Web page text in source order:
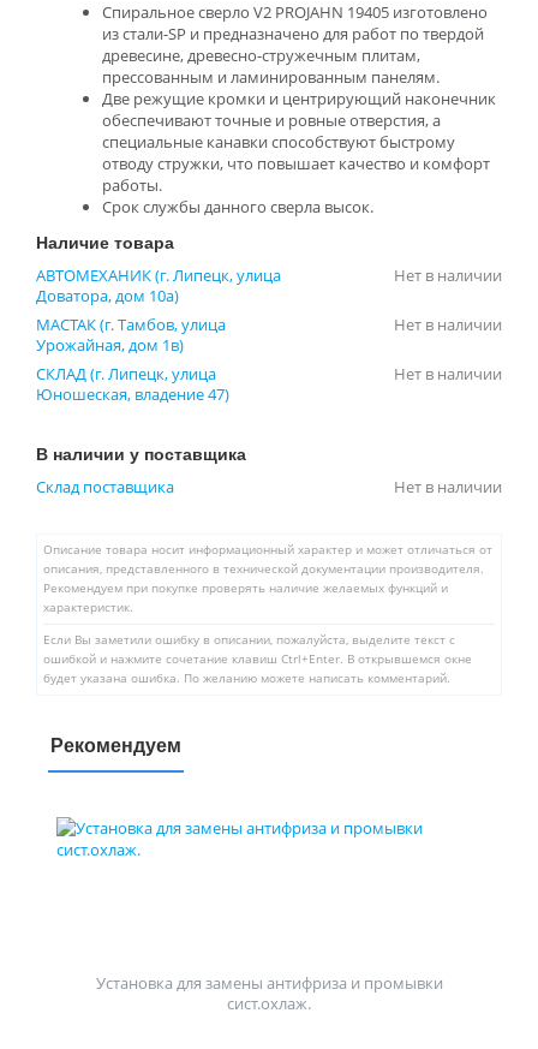
Спиральное сверло V2 PROJAHN 19405 изготовлено
из стали-SP и предназначено для работ по твердой
древесине, древесно-стружечным плитам,
прессованным и ламинированным панелям.
Две режущие кромки и центрирующий наконечник
обеспечивают точные и ровные отверстия, а
специальные канавки способствуют быстрому
отводу стружки, что повышает качество и комфорт
работы.
Срок службы данного сверла высок.
Наличие товара
АВТОМЕХАНИК (г. Липецк, улица
Доватора, дом 10а)
Нет в наличии
МАСТАК (г. Тамбов, улица
Урожайная, дом 1в)
Нет в наличии
СКЛАД (г. Липецк, улица
Юношеская, владение 47)
Нет в наличии
В наличии у поставщика
Склад поставщика Нет в наличии
Описание товара носит информационный характер и может отличаться от
описания, представленного в технической документации производителя.
Рекомендуем при покупке проверять наличие желаемых функций и
характеристик.
Если Вы заметили ошибку в описании, пожалуйста, выделите текст с
ошибкой и нажмите сочетание клавиш Ctrl+Enter. В открывшемся окне
будет указана ошибка. По желанию можете написать комментарий.
Рекомендуем
Установка для замены антифриза и промывки
сист.охлаж.